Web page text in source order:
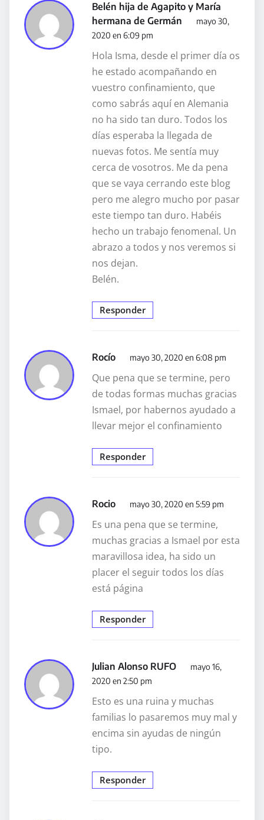
Belén hija de Agapito y María
hermana de Germán
mayo 30,
2020 en 6:09 pm
Hola Isma, desde el primer día os
he estado acompañando en
vuestro confinamiento, que
como sabrás aquí en Alemania
no ha sido tan duro. Todos los
días esperaba la llegada de
nuevas fotos. Me sentía muy
cerca de vosotros. Me da pena
que se vaya cerrando este blog
pero me alegro mucho por pasar
este tiempo tan duro. Habéis
hecho un trabajo fenomenal. Un
abrazo a todos y nos veremos si
nos dejan.
Belén.
Responder
Rocío mayo 30, 2020 en 6:08 pm
Que pena que se termine, pero
de todas formas muchas gracias
Ismael, por habernos ayudado a
llevar mejor el confinamiento
Responder
Rocio mayo 30, 2020 en 5:59 pm
Es una pena que se termine,
muchas gracias a Ismael por esta
maravillosa idea, ha sido un
placer el seguir todos los días
está página
Responder
Julian Alonso RUFO
mayo 16,
2020 en 2:50 pm
Esto es una ruina y muchas
familias lo pasaremos muy mal y
encima sin ayudas de ningún
tipo.
Responder